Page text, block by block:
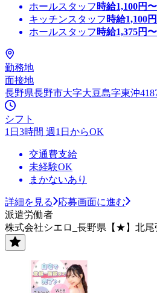
ホールスタッフ 時給1,100円〜
キッチンスタッフ 時給1,100
ホールスタッフ 時給1,375円〜
勤務地
面接地
長野県長野市大字大豆島字東沖
シフト
1日3時間 週1日からOK
交通費支給
未経験OK
まかないあり
詳細を見る
応募画面に進む
派遣労働者
株式会社シエロ_長野県【★】北